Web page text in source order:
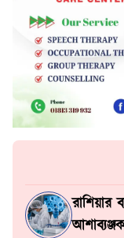
রাশিয়ার